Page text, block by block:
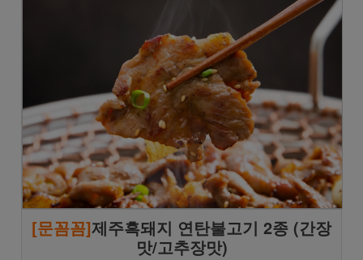
[문꼼꼼]제주흑돼지 연탄불고기 2종 (간장
맛/고추장맛)